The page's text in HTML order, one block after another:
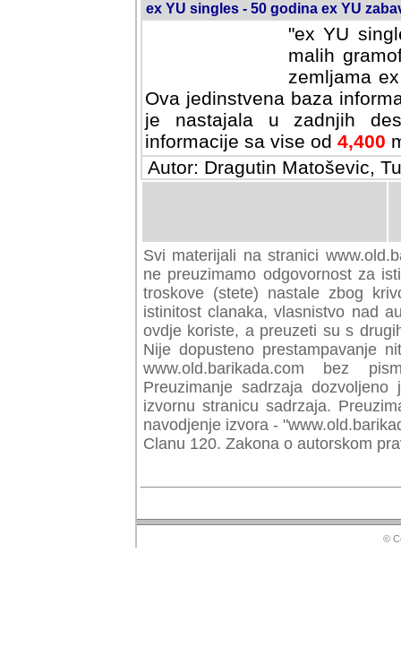
ex YU singles - 50 godina ex YU
"ex YU
malih
zemljama
Ova jedinstvena baza
je nastajala u zadnjih
informacije sa vise od 4,400
Autor: Dragutin Matoševic,
Svi materijali na stranici
preuzimamo odgovornost za
troskove (stete) nastale zbog
istinitost clanaka, vlasnistvo nad
ovdje koriste, a preuzeti su s
Nije dopusteno prestampavanje
www.old.barikada.com bez
Preuzimanje sadrzaja
izvornu stranicu sadrzaja.
navodjenje izvora -
Clanu 120. Zakona o autorskom
©